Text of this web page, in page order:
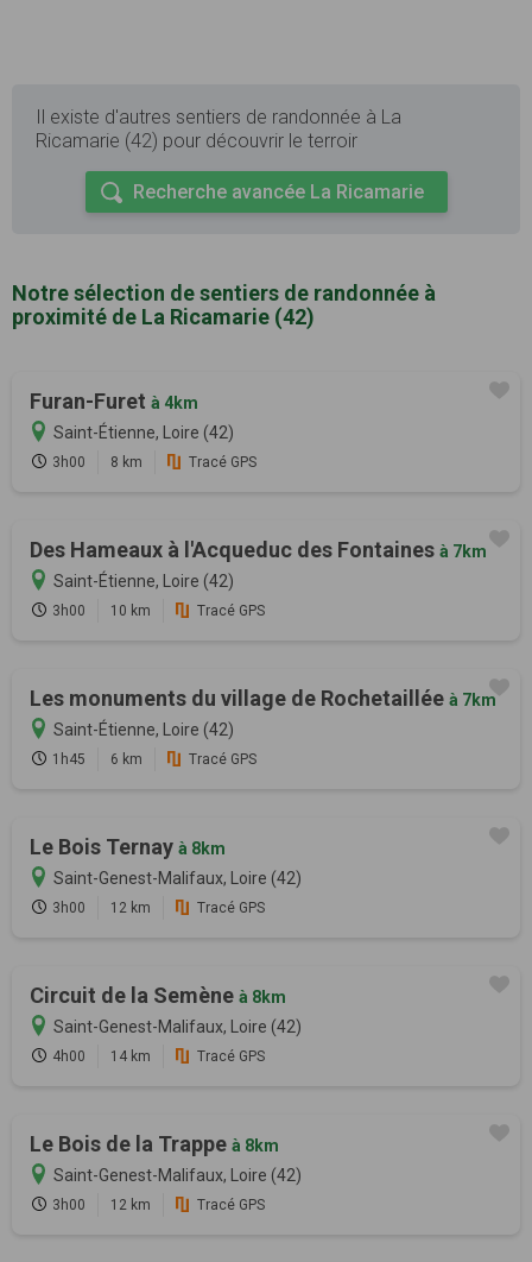
Il existe d'autres sentiers de randonnée à La
Ricamarie (42) pour découvrir le terroir
Recherche avancée La Ricamarie
Notre sélection de sentiers de randonnée à
proximité de La Ricamarie (42)
Furan-Furet à 4km
Saint-Étienne, Loire (42)
3h00 8 km Tracé GPS
Des Hameaux à l'Acqueduc des Fontaines à 7km
Saint-Étienne, Loire (42)
3h00 10 km Tracé GPS
Les monuments du village de Rochetaillée à 7km
Saint-Étienne, Loire (42)
1h45 6 km Tracé GPS
Le Bois Ternay à 8km
Saint-Genest-Malifaux, Loire (42)
3h00 12 km Tracé GPS
Circuit de la Semène à 8km
Saint-Genest-Malifaux, Loire (42)
4h00 14 km Tracé GPS
Le Bois de la Trappe à 8km
Saint-Genest-Malifaux, Loire (42)
3h00 12 km Tracé GPS